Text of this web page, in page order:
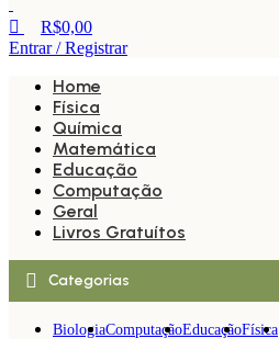
R$0,00
Entrar / Registrar
Home
Física
Química
Matemática
Educação
Computação
Geral
Livros Gratuítos
Categorias
BiologiaComputaçãoEducaçãoFísica